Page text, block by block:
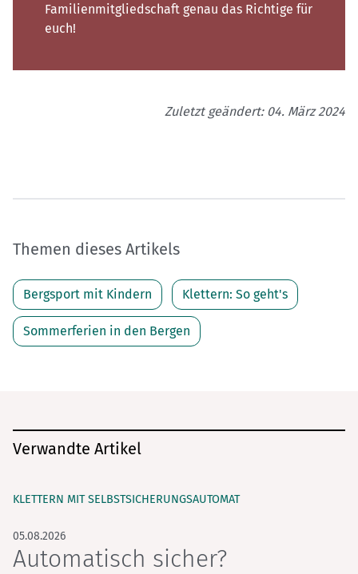
Familienmitgliedschaft genau das Richtige für
euch!
Zuletzt geändert: 04. März 2024
Themen dieses Artikels
Bergsport mit Kindern Klettern: So geht's
Sommerferien in den Bergen
Verwandte Artikel
KLETTERN MIT SELBSTSICHERUNGS­AUTOMAT
05.08.2026
Automatisch sicher?